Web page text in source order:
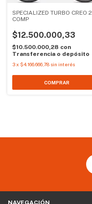
SPECIALIZED TURBO CREO 2
COMP
$12.500.000,33
$10.500.000,28 con
Transferencia o depósito
3x $4.166.666,78 sin interés
COMPRAR